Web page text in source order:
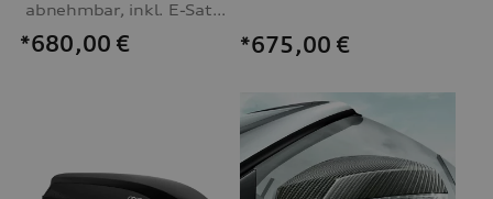
abnehmbar, inkl. E-Satz, für Fahrzeuge mit Vorbereitung für AHV
*680,00 € *675,00 €